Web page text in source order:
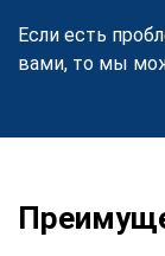
Если есть
вами, то мы